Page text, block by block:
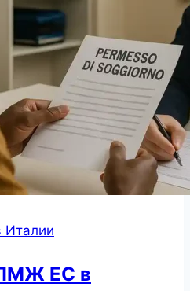
Италии
ЕС в